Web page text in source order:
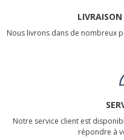
Nous livrons dans de nombreux
Notre service client est
répondre à